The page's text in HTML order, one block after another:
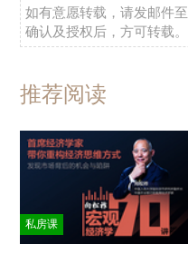
如有意愿转载，请发邮件至
确认及授权后，方可转载。
推荐阅读
私房课